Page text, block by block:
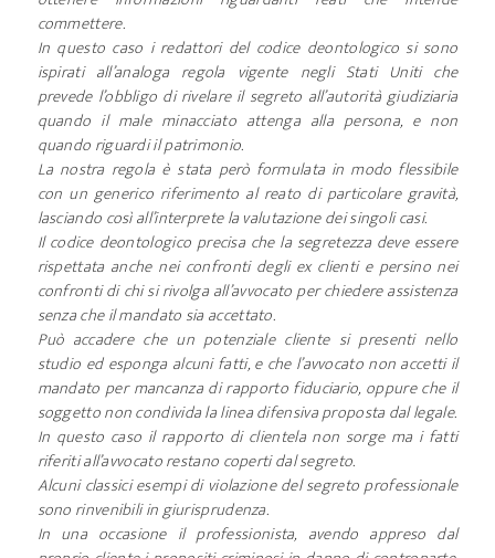
commettere.
In questo caso i redattori del codice deontologico si sono
ispirati all’analoga regola vigente negli Stati Uniti che
prevede l’obbligo di rivelare il segreto all’autorità giudiziaria
quando il male minacciato attenga alla persona, e non
quando riguardi il patrimonio.
La nostra regola è stata però formulata in modo flessibile
con un generico riferimento al reato di particolare gravità,
lasciando così all’interprete la valutazione dei singoli casi.
Il codice deontologico precisa che la segretezza deve essere
rispettata anche nei confronti degli ex clienti e persino nei
confronti di chi si rivolga all’avvocato per chiedere assistenza
senza che il mandato sia accettato.
Può accadere che un potenziale cliente si presenti nello
studio ed esponga alcuni fatti, e che l’avvocato non accetti il
mandato per mancanza di rapporto fiduciario, oppure che il
soggetto non condivida la linea difensiva proposta dal legale.
In questo caso il rapporto di clientela non sorge ma i fatti
riferiti all’avvocato restano coperti dal segreto.
Alcuni classici esempi di violazione del segreto professionale
sono rinvenibili in giurisprudenza.
In una occasione il professionista, avendo appreso dal